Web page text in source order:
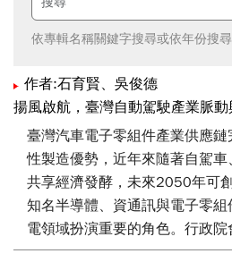
依專輯名稱關鍵字搜尋或依年份搜
作者:石育賢、吳俊德
揚風啟航，臺灣自動駕駛產業脈
臺灣汽車電子零組件產業供應
性製造優勢，近年來隨著自駕
共享經濟發酵，未來2050年可
知名半導體、資通訊與電子零
電領域扮演重要的角色。行政
新實驗條例」草案，並經立法